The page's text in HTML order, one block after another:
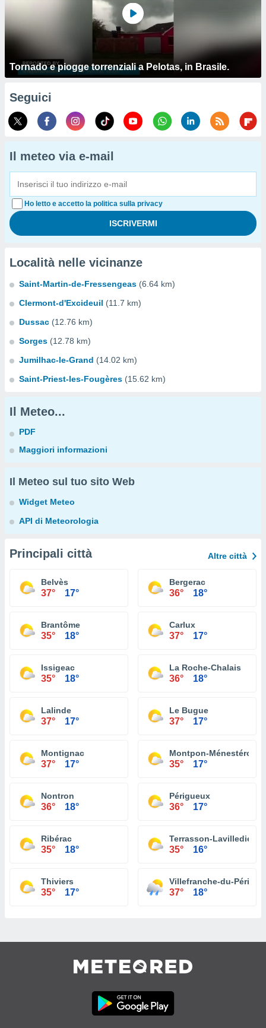
Tornado e piogge torrenziali a Pelotas, in Brasile.
Seguici
Il meteo via e-mail
Ho letto e accetto la politica sulla privacy
Località nelle vicinanze
Saint-Martin-de-Fressengeas (6.64 km)
Clermont-d'Excideuil (11.7 km)
Dussac (12.76 km)
Sorges (12.78 km)
Jumilhac-le-Grand (14.02 km)
Saint-Priest-les-Fougères (15.62 km)
Il Meteo...
PDF
Maggiori informazioni
Il Meteo sul tuo sito Web
Widget Meteo
API di Meteorologia
Principali città Altre città
Belvès
37° 17°
Bergerac
36° 18°
Brantôme
35° 18°
Carlux
37° 17°
Issigeac
35° 18°
La Roche-Chalais
36° 18°
Lalinde
37° 17°
Le Bugue
37° 17°
Montignac
37° 17°
Montpon-Ménestérol
35° 17°
Nontron
36° 18°
Périgueux
36° 17°
Ribérac
35° 18°
Terrasson-Lavilledieu
35° 16°
Thiviers
35° 17°
Villefranche-du-
37° 18°